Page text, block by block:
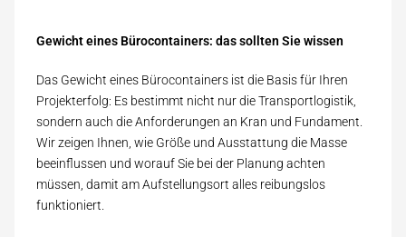
Gewicht eines Bürocontainers: das sollten Sie wissen
Das Gewicht eines Bürocontainers ist die Basis für Ihren
Projekterfolg: Es bestimmt nicht nur die Transportlogistik,
sondern auch die Anforderungen an Kran und Fundament.
Wir zeigen Ihnen, wie Größe und Ausstattung die Masse
beeinflussen und worauf Sie bei der Planung achten
müssen, damit am Aufstellungsort alles reibungslos
funktioniert.